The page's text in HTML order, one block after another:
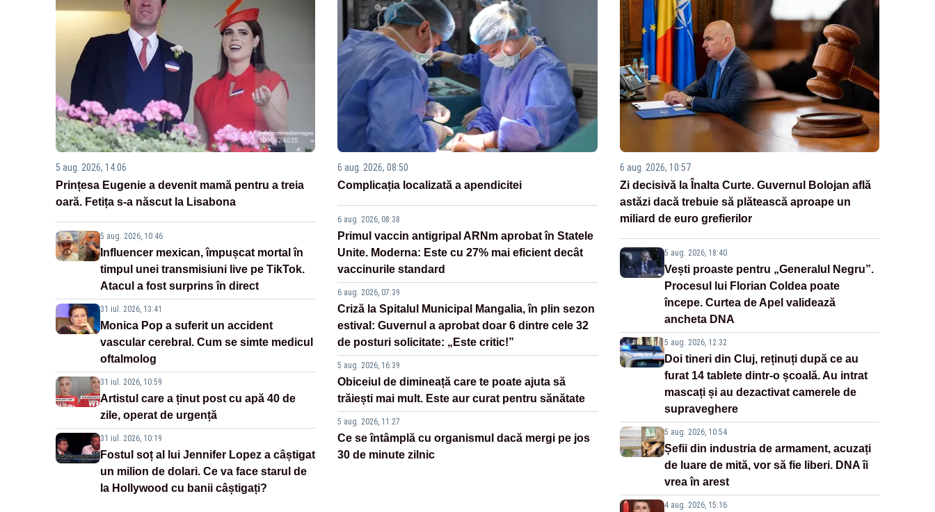
5 aug. 2026, 14:06
Prințesa Eugenie a devenit mamă pentru a treia
oară. Fetița s-a născut la Lisabona
5 aug. 2026, 10:46
Influencer mexican, împușcat mortal în
timpul unei transmisiuni live pe TikTok.
Atacul a fost surprins în direct
31 iul. 2026, 13:41
Monica Pop a suferit un accident
vascular cerebral. Cum se simte medicul
oftalmolog
31 iul. 2026, 10:59
Artistul care a ținut post cu apă 40 de
zile, operat de urgență
31 iul. 2026, 10:19
Fostul soț al lui Jennifer Lopez a câștigat
un milion de dolari. Ce va face starul de
la Hollywood cu banii câștigați?
6 aug. 2026, 08:50
Complicația localizată a apendicitei
6 aug. 2026, 08:38
Primul vaccin antigripal ARNm aprobat în Statele
Unite. Moderna: Este cu 27% mai eficient decât
vaccinurile standard
6 aug. 2026, 07:39
Criză la Spitalul Municipal Mangalia, în plin sezon
estival: Guvernul a aprobat doar 6 dintre cele 32
de posturi solicitate: „Este critic!”
5 aug. 2026, 16:39
Obiceiul de dimineață care te poate ajuta să
trăiești mai mult. Este aur curat pentru sănătate
5 aug. 2026, 11:27
Ce se întâmplă cu organismul dacă mergi pe jos
30 de minute zilnic
6 aug. 2026, 10:57
Zi decisivă la Înalta Curte. Guvernul Bolojan află
astăzi dacă trebuie să plătească aproape un
miliard de euro grefierilor
5 aug. 2026, 18:40
Vești proaste pentru „Generalul Negru”.
Procesul lui Florian Coldea poate
începe. Curtea de Apel validează
ancheta DNA
5 aug. 2026, 12:32
Doi tineri din Cluj, reținuți după ce au
furat 14 tablete dintr-o școală. Au intrat
mascați și au dezactivat camerele de
supraveghere
5 aug. 2026, 10:54
Șefii din industria de armament, acuzați
de luare de mită, vor să fie liberi. DNA îi
vrea în arest
4 aug. 2026, 15:16